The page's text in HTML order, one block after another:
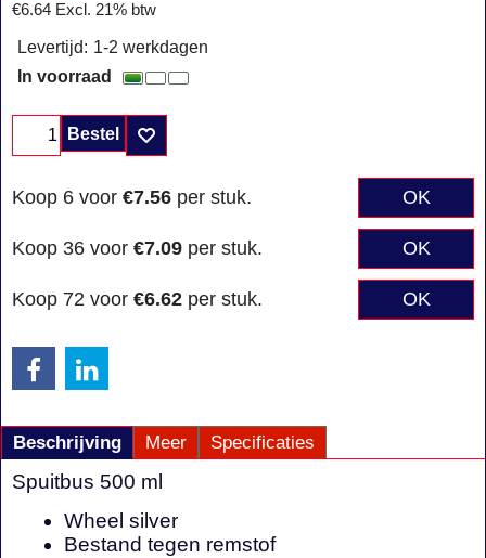
€6.64 Excl. 21% btw
Levertijd: 1-2 werkdagen
In voorraad
Bestel
Koop 6 voor €7.56 per stuk. OK
Koop 36 voor €7.09 per stuk. OK
Koop 72 voor €6.62 per stuk. OK
Beschrijving Meer Specificaties
Spuitbus 500 ml
Wheel silver
Bestand tegen remstof